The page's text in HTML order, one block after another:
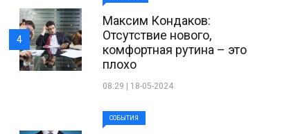
Максим Кондаков:
Отсутствие нового,
комфортная рутина – это
плохо
08:29 | 18-05-2024
4
СОБЫТИЯ